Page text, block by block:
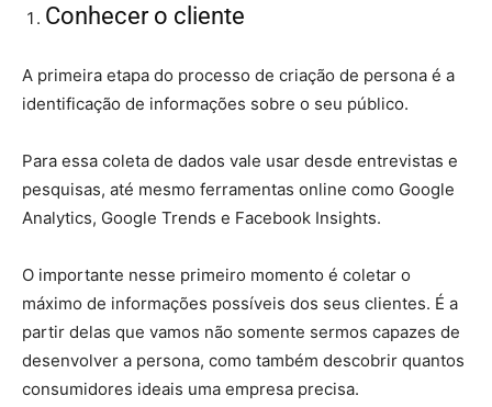
Conhecer o cliente
A primeira etapa do processo de criação de persona é a
identificação de informações sobre o seu público.
Para essa coleta de dados vale usar desde entrevistas e
pesquisas, até mesmo ferramentas online como Google
Analytics, Google Trends e Facebook Insights.
O importante nesse primeiro momento é coletar o
máximo de informações possíveis dos seus clientes. É a
partir delas que vamos não somente sermos capazes de
desenvolver a persona, como também descobrir quantos
consumidores ideais uma empresa precisa.